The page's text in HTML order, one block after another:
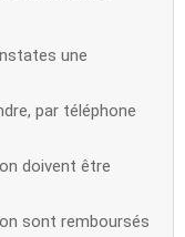
une
par téléphone
doivent être
sont remboursés